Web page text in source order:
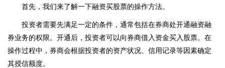
首先，我们来了解一下融资买股票的操作方法。
投资者需要先满足一定的条件，通常包括在券商处开通融资融
券业务的权限。开通后，投资者可以向券商借入资金买入股票。在
操作过程中，券商会根据投资者的资产状况、信用记录等因素确定
其授信额度。